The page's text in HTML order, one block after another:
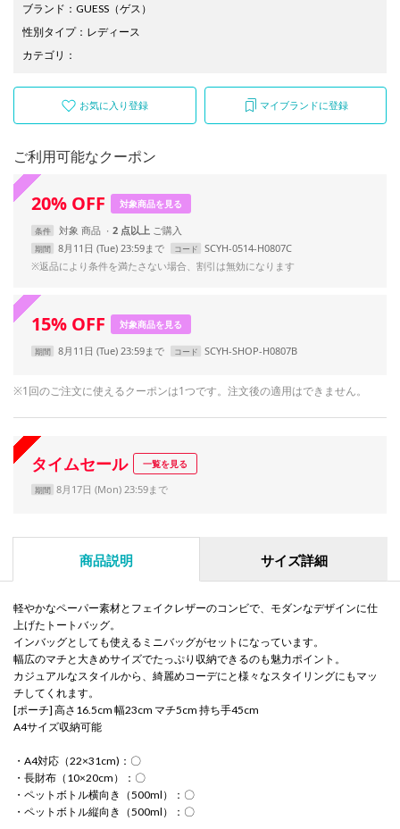
ブランド ： GUESS （ゲス）
性別タイプ： レディース
カテゴリ ：
お気に入り登録 マイブランドに登録
ご利用可能なクーポン
20% OFF 対象商品を見る
条件 対象 商品 2 点以上
期間 8月11日 (Tue) 23:59まで コード
SCYH-0514-H0807C
※返品により条件を満たさない場合、割引は無効になります
15% OFF 対象商品を見る
期間 8月11日 (Tue) 23:59まで コード SCYH-SHOP-H0807B
※1回のご注文に使えるクーポンは1つです。注文後の適用はできません。
タイムセール 一覧を見る
期間 8月17日 (Mon) 23:59まで
商品説明 サイズ詳細
軽やかなペーパー素材とフェイクレザーのコンビで、モダンなデザインに仕
上げたトートバッグ。
インバッグとしても使えるミニバッグがセットになっています。
幅広のマチと大きめサイズでたっぷり収納できるのも魅力ポイント。
カジュアルなスタイルから、綺麗めコーデにと様々なスタイリングにもマッ
チしてくれます。
[ポーチ] 高さ16.5cm 幅23cm マチ5cm 持ち手45cm
A4サイズ収納可能
・A4対応（22×31cm)：〇
・長財布（10×20cm）：〇
・ペットボトル横向き（500ml）：〇
・ペットボトル縦向き（500ml）：〇